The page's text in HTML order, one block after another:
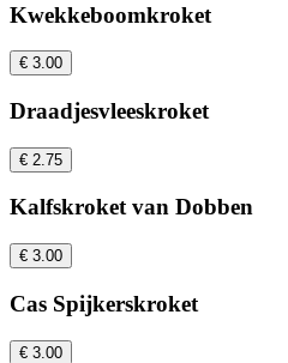
Kwekkeboomkroket
€ 3.00
Draadjesvleeskroket
€ 2.75
Kalfskroket van Dobben
€ 3.00
Cas Spijkerskroket
€ 3.00